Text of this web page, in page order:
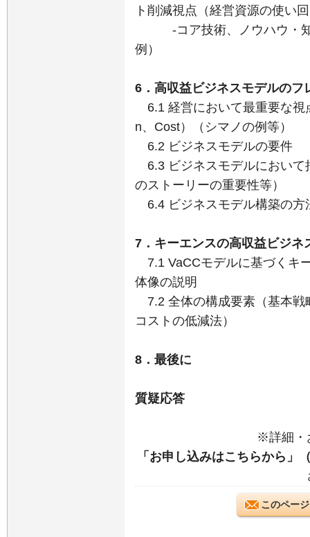
ト削減視点（経営資源の使い
-コア技術、ノウハウ・知
例）
6．高収益ビジネスモデルのフ
6.1 経営において最重要な視
n、Cost）（シマノの例等）
6.2 ビジネスモデルの要件
6.3 ビジネスモデルにおいて
のストーリーの重要性等）
6.4 ビジネスモデル構築の方
7．キーエンスの高収益ビジネ
7.1 VaCCモデルに基づくキ
体像の説明
7.2 全体の構成要素（基本戦
コストの低減法）
8．最後に
質疑応答
※詳細・
「お申し込みはこちらから」
このペー